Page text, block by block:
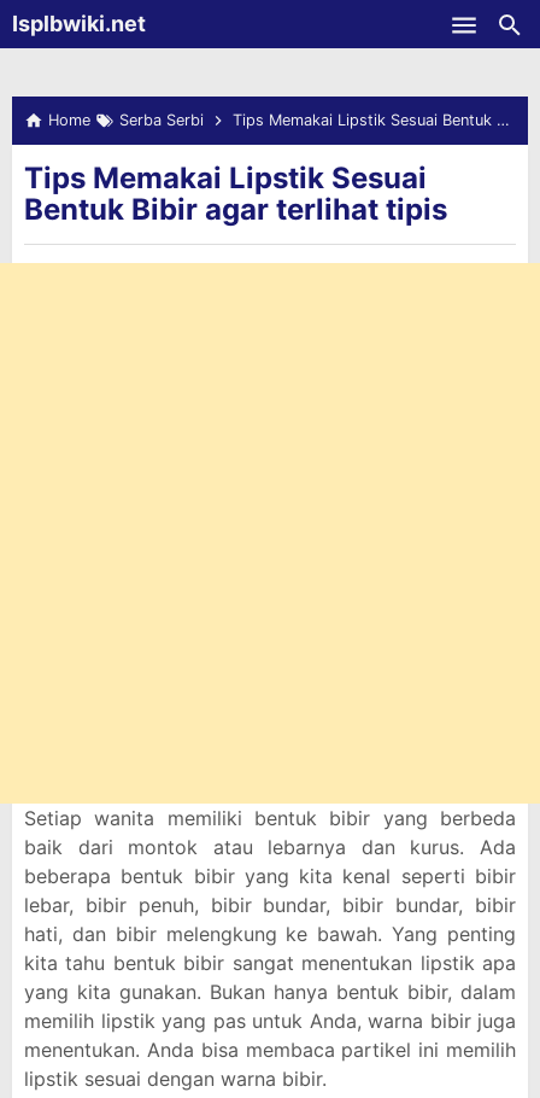
-->Isplbwiki.net
Home Serba Serbi Tips Memakai Lipstik Sesuai Bentuk Bibir agar terlihat tipis
Tips Memakai Lipstik Sesuai
Bentuk Bibir agar terlihat tipis
Setiap wanita memiliki bentuk bibir yang berbeda
baik dari montok atau lebarnya dan kurus. Ada
beberapa bentuk bibir yang kita kenal seperti bibir
lebar, bibir penuh, bibir bundar, bibir bundar, bibir
hati, dan bibir melengkung ke bawah. Yang penting
kita tahu bentuk bibir sangat menentukan lipstik apa
yang kita gunakan. Bukan hanya bentuk bibir, dalam
memilih lipstik yang pas untuk Anda, warna bibir juga
menentukan. Anda bisa membaca partikel ini memilih
lipstik sesuai dengan warna bibir.